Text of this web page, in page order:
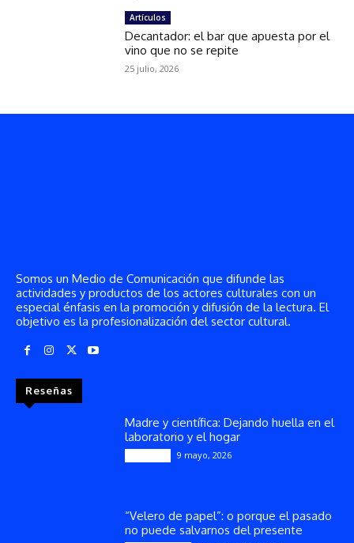
Artículos
Decantador: el bar que apuesta por el
vino que no se repite
25 julio, 2026
Somos un Medio de Comunicación que difunde las
actividades y productos de los actores culturales con un
especial énfasis en la promoción y difusión de la lectura. El
objetivo es la profesionalización del sector cultural.
Reseñas
Madre y científica: Dejando huella en el
laboratorio y el hogar
9 mayo, 2026
“Velero de papel”: o porque el pasado
no puede salvarnos del presente